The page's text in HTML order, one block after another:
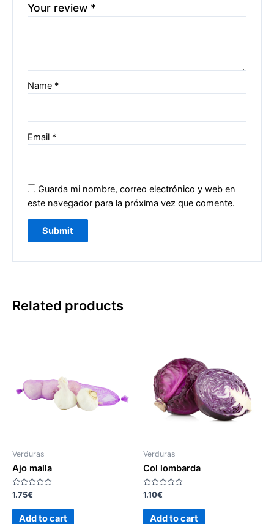
Your review *
Name *
Email *
Guarda mi nombre, correo electrónico y web en
este navegador para la próxima vez que comente.
Related products
Verduras
Ajo malla
Rated
out
1.75€
Add to cart
Verduras
Col lombarda
Rated
out
1.10€
Add to cart